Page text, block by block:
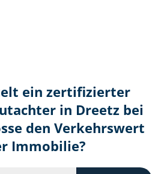
ein zertifizierter
in Dreetz bei
den Verkehrswert
Immobilie?